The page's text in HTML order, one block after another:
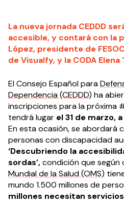
La nueva jornada CEDDD
accesible, y contará con la
López, presidente de
de Visualfy, y la CODA
El Consejo Español para
Dependencia (CEDDD) ha
inscripciones para la próxima
tendrá lugar el 31 de marzo,
En esta ocasión, se abordará
personas con discapacidad
‘Descubriendo la
sordas’,condición que según
Mundial de la Salud (OMS)
mundo 1.500 millones de
millones necesitan